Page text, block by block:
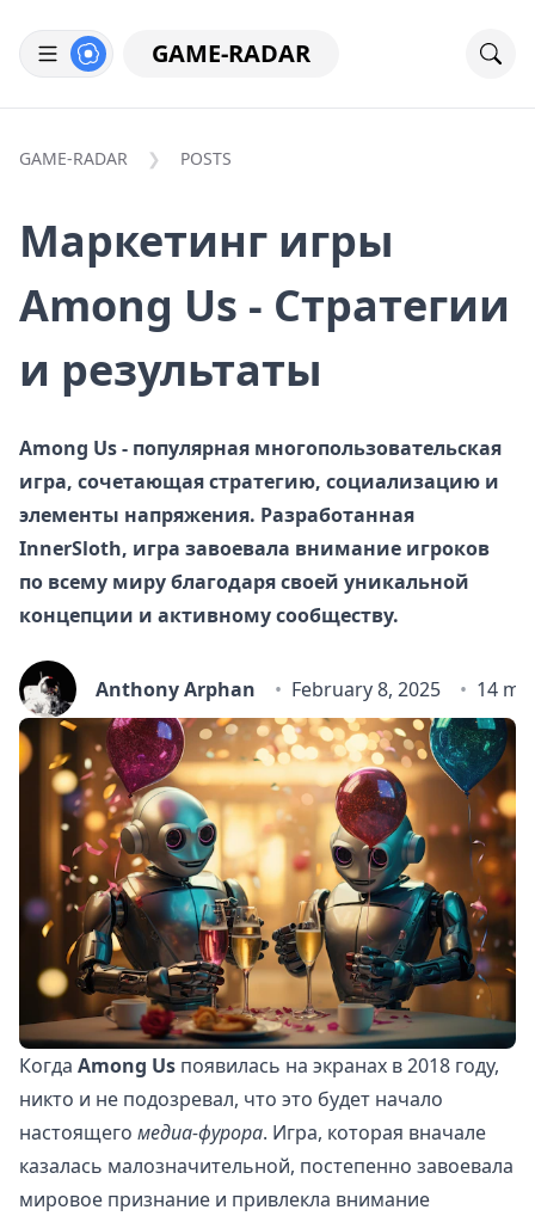
GAME-RADAR
GAME-RADAR POSTS
Маркетинг игры
Among Us - Стратегии
и результаты
Among Us - популярная многопользовательская
игра, сочетающая стратегию, социализацию и
элементы напряжения. Разработанная
InnerSloth, игра завоевала внимание игроков
по всему миру благодаря своей уникальной
концепции и активному сообществу.
Anthony Arphan February 8, 2025 14
Когда Among Us появилась на экранах в 2018 году,
никто и не подозревал, что это будет начало
настоящего медиа-фурора. Игра, которая вначале
казалась малозначительной, постепенно завоевала
мировое признание и привлекла внимание